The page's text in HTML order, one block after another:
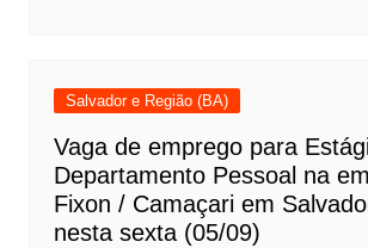
Salvador e Região (BA)
Vaga de emprego para
Departamento Pessoal na
Fixon / Camaçari em
nesta sexta (05/09)